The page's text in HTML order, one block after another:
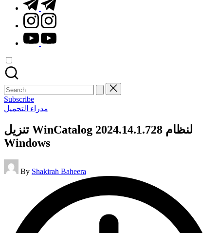
instagram.com
youtube.com
Search
for:
Subscribe
Posted
مدراء التحميل
تنزيل WinCatalog 2024.14.1.728 لنظام
Windows
Posted
by
By Shakirah Baheera